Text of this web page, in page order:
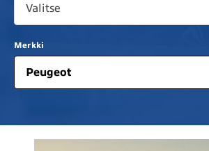
Valitse
Merkki
Peugeot